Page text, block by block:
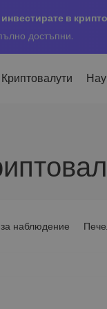
в
достъпни.
Купуване и
криптовалута
Над 1 000 опции за
наблюдение